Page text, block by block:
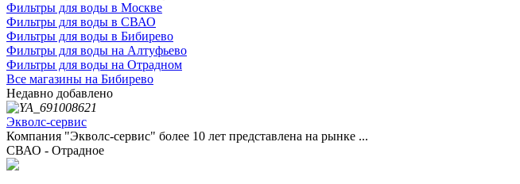
Фильтры для воды в Москве
Фильтры для воды в СВАО
Фильтры для воды в Бибирево
Фильтры для воды на Алтуфьево
Фильтры для воды на Отрадном
Все магазины на Бибирево
Недавно добавлено
Экволс-сервис
Компания "Экволс-сервис" более 10 лет представлена на рынке ...
СВАО - Отрадное